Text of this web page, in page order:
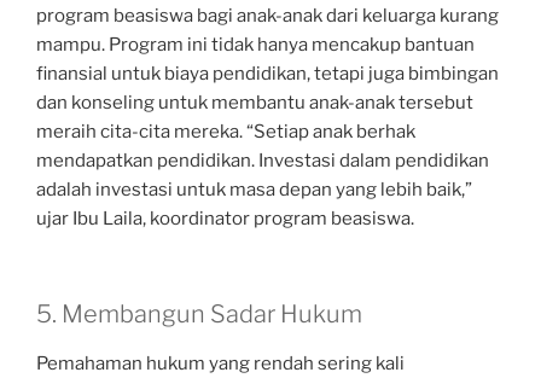
program beasiswa bagi anak-anak dari keluarga kurang
mampu. Program ini tidak hanya mencakup bantuan
finansial untuk biaya pendidikan, tetapi juga bimbingan
dan konseling untuk membantu anak-anak tersebut
meraih cita-cita mereka. “Setiap anak berhak
mendapatkan pendidikan. Investasi dalam pendidikan
adalah investasi untuk masa depan yang lebih baik,”
ujar Ibu Laila, koordinator program beasiswa.
5. Membangun Sadar Hukum
Pemahaman hukum yang rendah sering kali